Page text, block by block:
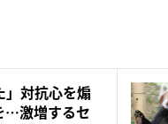
」対抗心を煽
…激増するセ